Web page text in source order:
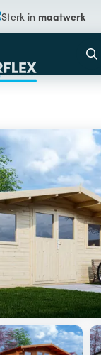
Sterk in maatwerk